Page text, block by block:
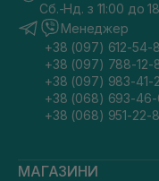
Сб.-Нд. з 11:00 до
Менеджер
+38 (097) 612-54-
+38 (097) 788-12-
+38 (097) 983-41-
+38 (068) 693-46-
+38 (068) 951-22-
МАГАЗИНИ